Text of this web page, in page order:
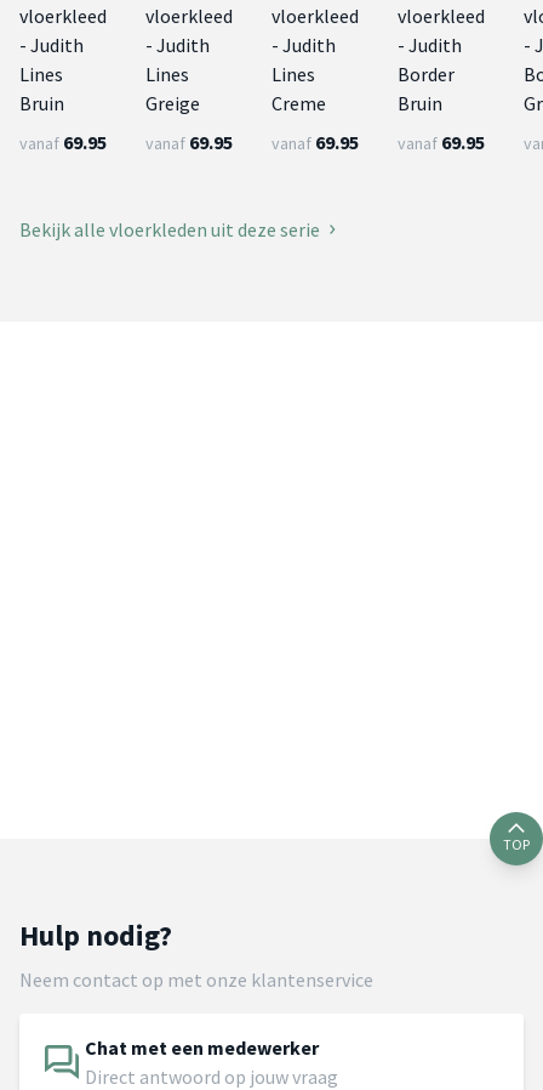
vloerkleed
- Judith
Lines
Bruin
vanaf 69.95
vloerkleed
- Judith
Lines
Greige
vanaf 69.95
vloerkleed
- Judith
Lines
Creme
vanaf 69.95
vloerkleed
- Judith
Border
Bruin
vanaf 69.95
-
Bekijk alle vloerkleden uit deze serie
TOP
Hulp nodig?
Neem contact op met onze klantenservice
Chat met een medewerker
Direct antwoord op jouw vraag